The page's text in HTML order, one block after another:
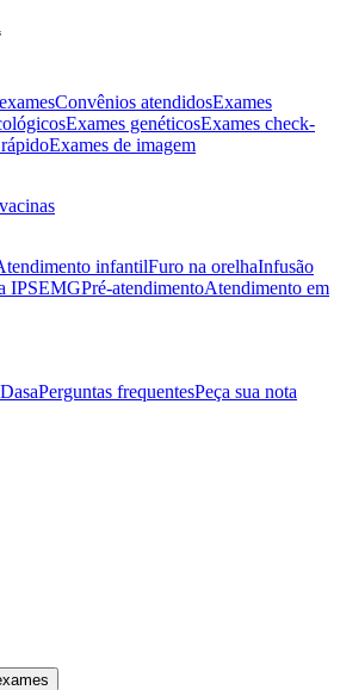
Convênios atendidosExames
Exames genéticosExames check-
Exames de imagem
infantilFuro na orelhaInfusão
IPSEMGPré-atendimentoAtendimento em
Perguntas frequentesPeça sua nota